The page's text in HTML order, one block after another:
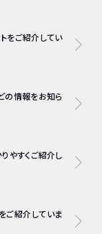
をご紹介してい
の情報をお知ら
やすくご紹介し
ご紹介していま